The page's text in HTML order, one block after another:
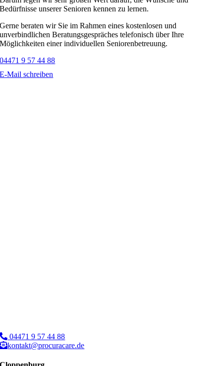
Bedürfnisse unserer Senioren kennen zu lernen.
Gerne beraten wir Sie im Rahmen eines kostenlosen und
unverbindlichen Beratungsgespräches telefonisch über Ihre
Möglichkeiten einer individuellen Seniorenbetreuung.
04471 9 57 44 88
E-Mail schreiben
04471 9 57 44 88
kontakt@procuracare.de